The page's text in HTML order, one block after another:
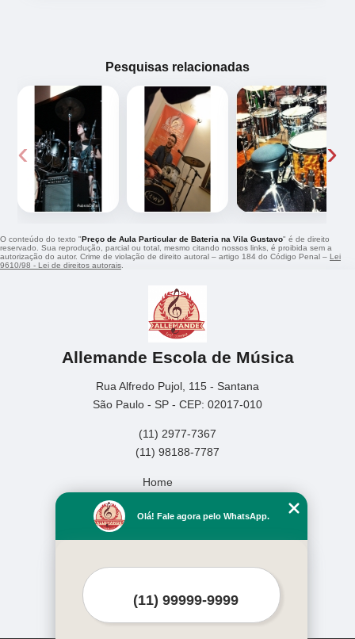
Pesquisas relacionadas
‹ ›
O conteúdo do texto "Preço de Aula Particular de Bateria na Vila Gustavo" é de direito
reservado. Sua reprodução, parcial ou total, mesmo citando nossos links, é proibida sem a
autorização do autor. Crime de violação de direito autoral – artigo 184 do Código Penal – Lei
9610/98 - Lei de direitos autorais.
Allemande Escola de Música
Rua Alfredo Pujol, 115 - Santana
São Paulo - SP - CEP: 02017-010
(11) 2977-7367
(11) 98188-7787
Home
Missão
Olá! Fale agora pelo WhatsApp.